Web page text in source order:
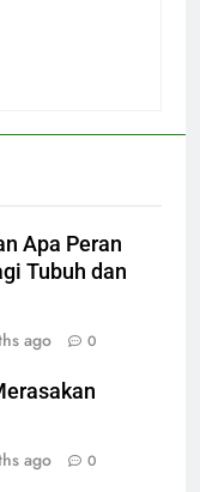
Apa Peran
Tubuh dan
ago 0
ago 0